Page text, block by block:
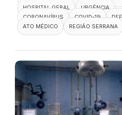
HOSPITAL GERAL
URGÊNCIA
CORONAVÍRUS
COVID-19
ATO MÉDICO
REGIÃO SERRANA